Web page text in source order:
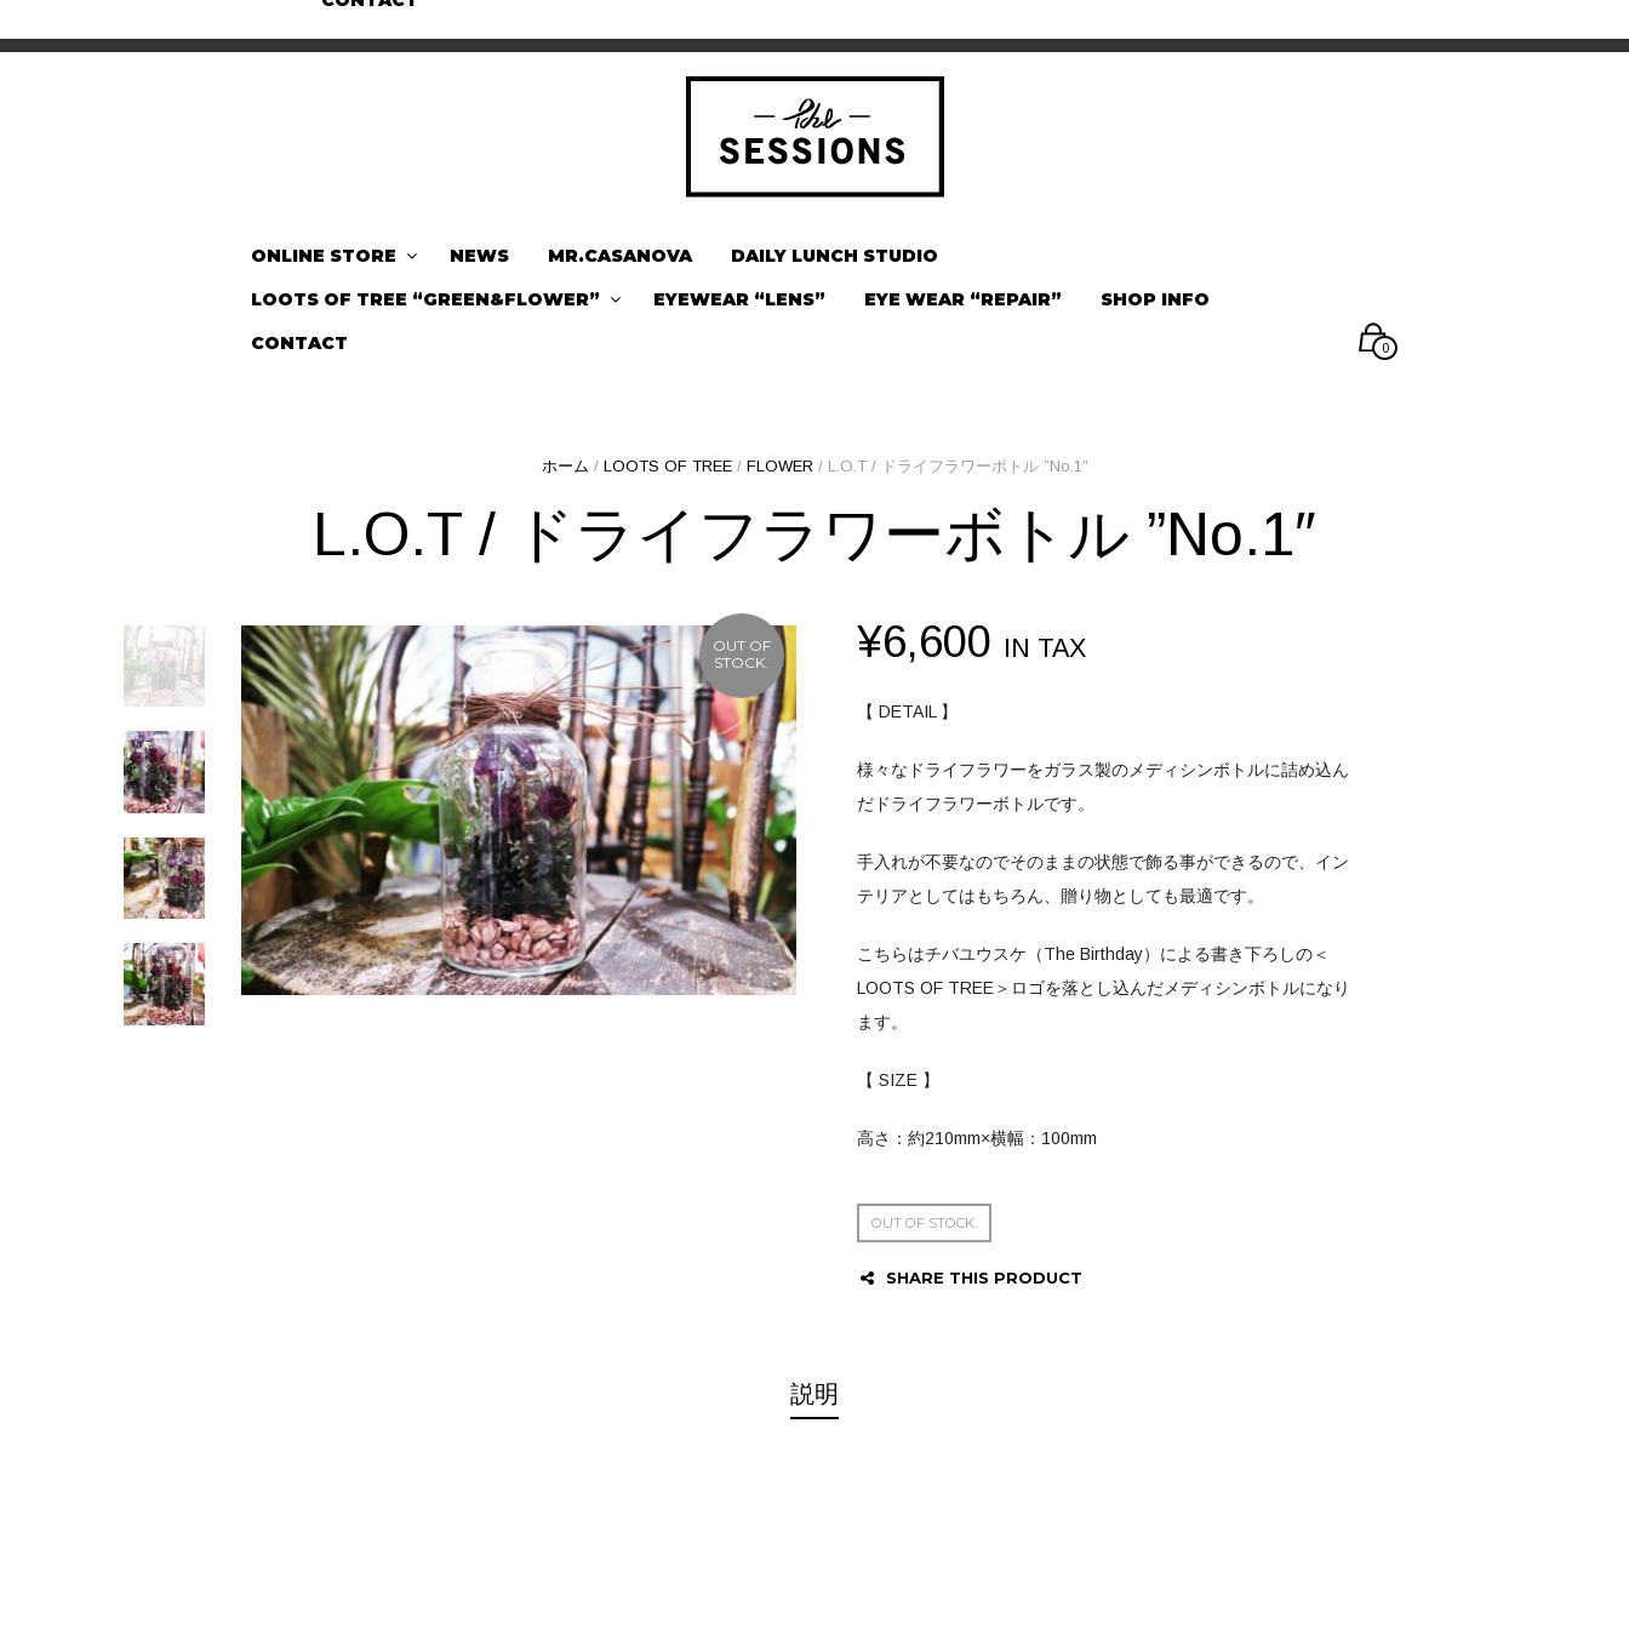
ONLINE STORE NEWS MR.CASANOVA
DAILY LUNCH STUDIO
LOOTS OF TREE “GREEN&FLOWER”
EYEWEAR “LENS” EYE WEAR “REPAIR”
SHOP INFO
CONTACT
0
ホーム / LOOTS OF TREE/ FLOWER/ L.O.T / ドライフラワーボトル ”No.1″
L.O.T / ドライフラワーボトル ”No.1″
OUT OF
STOCK.
¥6,600 IN TAX
【 DETAIL 】
様々なドライフラワーをガラス製のメディシンボトルに詰め込ん
だドライフラワーボトルです。
手入れが不要なのでそのままの状態で飾る事ができるので、イン
テリアとしてはもちろん、贈り物としても最適です。
こちらはチバユウスケ（The Birthday）による書き下ろしの＜
LOOTS OF TREE＞ロゴを落とし込んだメディシンボトルになり
ます。
【 SIZE 】
高さ：約210mm×横幅：100mm
OUT OF STOCK.
SHARE THIS PRODUCT
説明